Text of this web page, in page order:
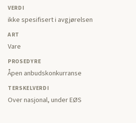
VERDI
ikke spesifisert i avgjørelsen
ART
Vare
PROSEDYRE
Åpen anbudskonkurranse
TERSKELVERDI
Over nasjonal, under EØS